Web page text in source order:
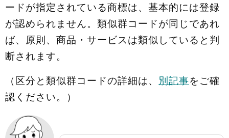
ードが指定されている商標は、基本的には登録
が認められません。類似群コードが同じであれ
ば、原則、商品・サービスは類似していると判
断されます。
（区分と類似群コードの詳細は、 別記事をご確
認ください。）